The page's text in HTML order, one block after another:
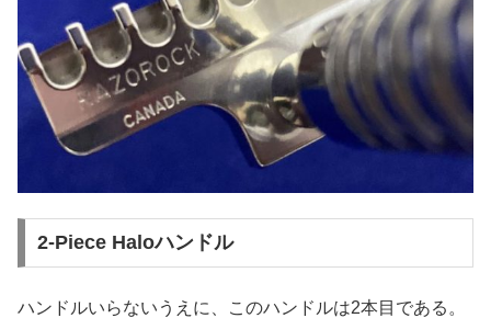
2-Piece Haloハンドル
ハンドルいらないうえに、このハンドルは2本目である。